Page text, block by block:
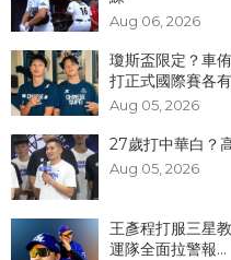
Aug 06, 2026
瓊斯盃限定？車
打正式國際賽各
Aug 05, 2026
27歲打中華白？
Aug 05, 2026
王彥程打服三星
運隊全面拉警報...